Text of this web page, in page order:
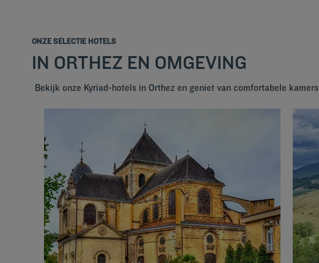
ONZE SELECTIE HOTELS
IN ORTHEZ EN OMGEVING
Bekijk onze Kyriad-hotels in Orthez en geniet van comfortabele kamers